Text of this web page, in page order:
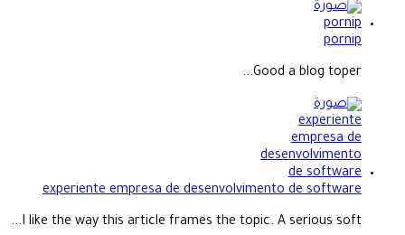
pornip
Good a blog toper...
experiente empresa de desenvolvimento de software
I like the way this article frames the topic. A serious soft...